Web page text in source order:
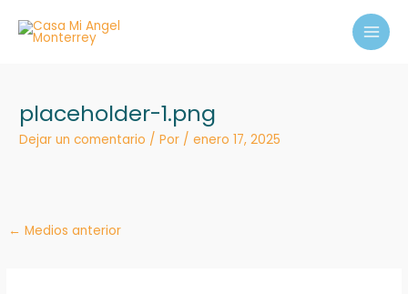
contenido
placeholder-1.png
Dejar un comentario / Por /enero 17, 2025
← Medios anterior